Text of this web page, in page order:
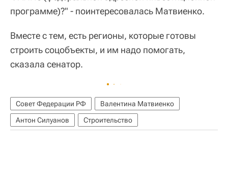
программе)?" - поинтересовалась Матвиенко.
Вместе с тем, есть регионы, которые готовы
строить соцобъекты, и им надо помогать,
сказала сенатор.
Совет Федерации РФ
Валентина Матвиенко
Антон Силуанов
Строительство